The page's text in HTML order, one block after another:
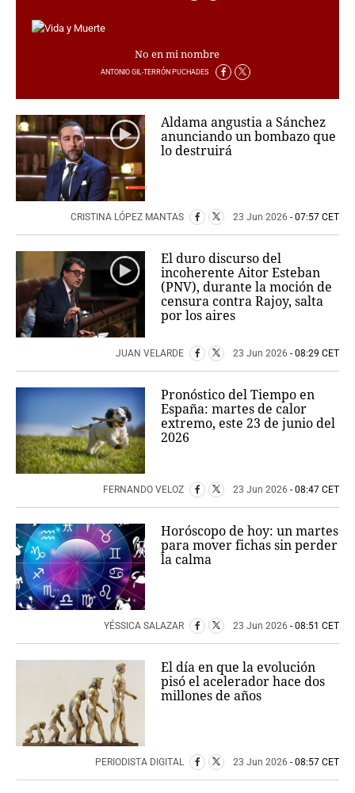
No en mi nombre
ANTONIO GIL-TERRÓN PUCHADES
Aldama angustia a Sánchez
anunciando un bombazo que
lo destruirá
CRISTINA LÓPEZ MANTAS 23 Jun 2026 - 07:57 CET
El duro discurso del
incoherente Aitor Esteban
(PNV), durante la moción de
censura contra Rajoy, salta
por los aires
JUAN VELARDE 23 Jun 2026 - 08:29 CET
Pronóstico del Tiempo en
España: martes de calor
extremo, este 23 de junio del
2026
FERNANDO VELOZ 23 Jun 2026 - 08:47 CET
Horóscopo de hoy: un martes
para mover fichas sin perder
la calma
YÉSSICA SALAZAR 23 Jun 2026 - 08:51 CET
El día en que la evolución
pisó el acelerador hace dos
millones de años
PERIODISTA DIGITAL 23 Jun 2026 - 08:57 CET